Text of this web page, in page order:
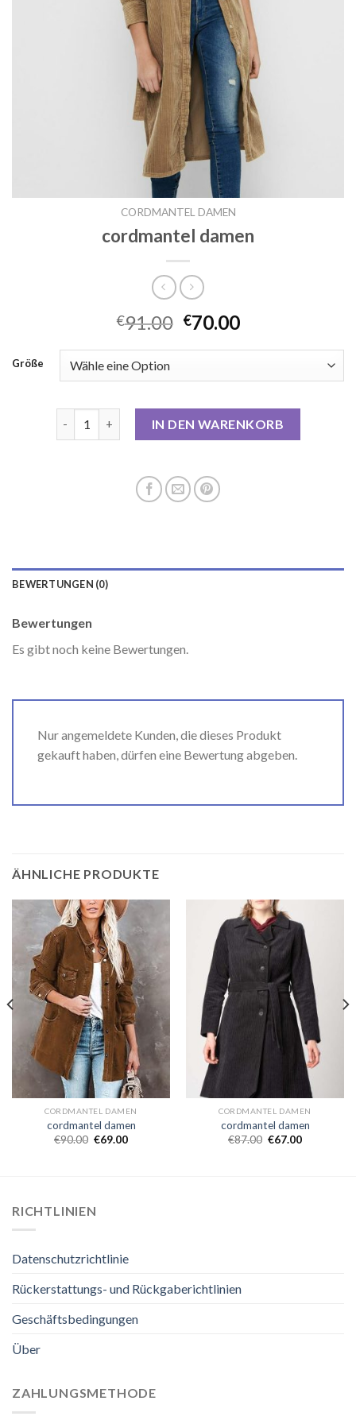
CORDMANTEL DAMEN
cordmantel damen
€91.00 €70.00
Größe
IN DEN WARENKORB
BEWERTUNGEN (0)
Bewertungen
Es gibt noch keine Bewertungen.
Nur angemeldete Kunden, die dieses Produkt
gekauft haben, dürfen eine Bewertung abgeben.
ÄHNLICHE PRODUKTE
CORDMANTEL DAMEN
cordmantel damen
€90.00 €69.00
CORDMANTEL DAMEN
cordmantel damen
€87.00 €67.00
RICHTLINIEN
Datenschutzrichtlinie
Rückerstattungs- und Rückgaberichtlinien
Geschäftsbedingungen
Über
ZAHLUNGSMETHODE